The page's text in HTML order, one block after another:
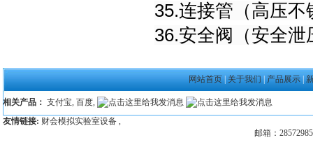
35.连接管（高压
36.安全阀（安全
网站首页 关于我们 产品展示
相关产品： 支付宝, 百度,
友情链接: 财会模拟实验室设备 ,
邮箱：